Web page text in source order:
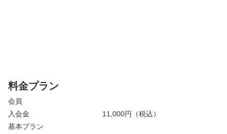
料金プラン
会員
入会金 11,000円（税込）
基本プラン